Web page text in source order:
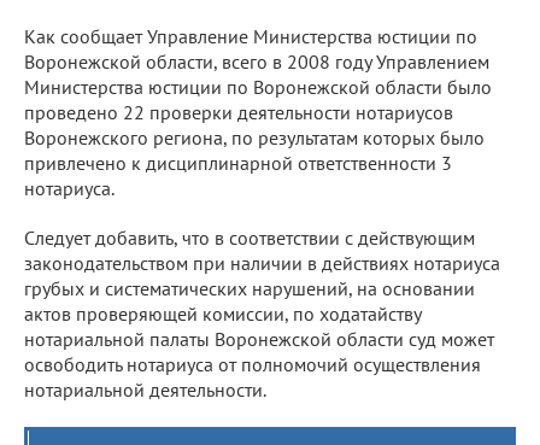
Как сообщает Управление Министерства юстиции по
Воронежской области, всего в 2008 году Управлением
Министерства юстиции по Воронежской области было
проведено 22 проверки деятельности нотариусов
Воронежского региона, по результатам которых было
привлечено к дисциплинарной ответственности 3
нотариуса.
Следует добавить, что в соответствии с действующим
законодательством при наличии в действиях нотариуса
грубых и систематических нарушений, на основании
актов проверяющей комиссии, по ходатайству
нотариальной палаты Воронежской области суд может
освободить нотариуса от полномочий осуществления
нотариальной деятельности.